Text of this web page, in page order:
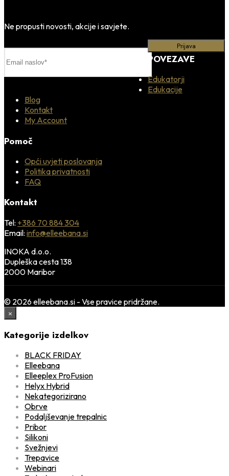
Ne propusti novosti, akcije i savjete.
POVEZAVE
Edukatorji
Edukacije
Blog
Kontakt
My Account
Pomoč
Opći uvjeti poslovanja
Politika privatnosti
FAQ
Kontakt
Tel: +386 70 884 304
Email: info@elleebana.si
INOKA d.o.o.
Dupleška cesta 138
2000 Maribor
© 2026 elleebana.si - Vse pravice pridržane.
×
Kategorije izdelkov
BLACK FRIDAY
Elleebana
Elleeplex ProFusion
Helyx Hybrid
Nekategorizirano
Obrve
Podaljševanje trepalnic
Pribor
Silikoni
Svežnjevi
Trepavice
Webinari